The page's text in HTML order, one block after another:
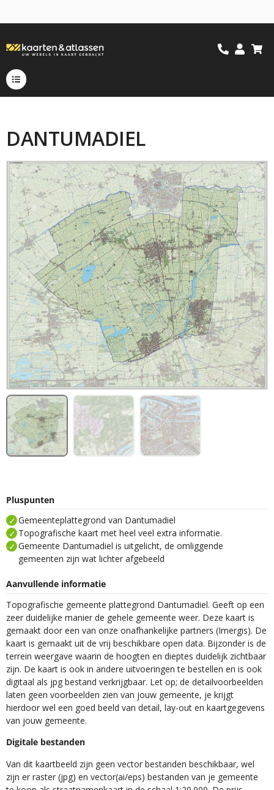
DANTUMADIEL
Pluspunten
Gemeenteplattegrond van Dantumadiel
Topografische kaart met heel veel extra informatie.
Gemeente Dantumadiel is uitgelicht, de omliggende
gemeenten zijn wat lichter afgebeeld
Aanvullende informatie
Topografische gemeente plattegrond Dantumadiel. Geeft op een
zeer duidelijke manier de gehele gemeente weer. Deze kaart is
gemaakt door een van onze onafhankelijke partners (Imergis). De
kaart is gemaakt uit de vrij beschikbare open data. Bijzonder is de
terrein weergave waarin de hoogten en dieptes duidelijk zichtbaar
zijn. De kaart is ook in andere uitvoeringen te bestellen en is ook
digitaal als jpg bestand verkrijgbaar. Let op; de detailvoorbeelden
laten geen voorbeelden zien van jouw gemeente, je krijgt
hierdoor wel een goed beeld van detail, lay-out en kaartgegevens
van jouw gemeente.
Digitale bestanden
Van dit kaartbeeld zijn geen vector bestanden beschikbaar, wel
zijn er raster (jpg) en vector(ai/eps) bestanden van je gemeente